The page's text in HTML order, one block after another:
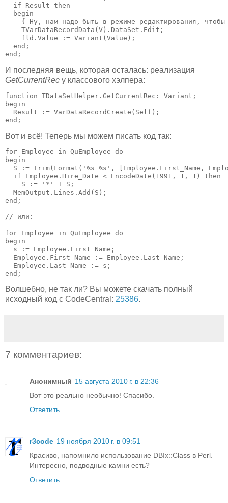
  if Result then
  begin
{ Ну, нам надо быть в режиме редактирования,
    TVarDataRecordData(V).DataSet.Edit;
    fld.Value := Variant(Value);
  end;
end;
И последняя вещь, которая осталась: реализация
GetCurrentRec у классового хэлпера:
function TDataSetHelper.GetCurrentRec: Variant;
begin
  Result := VarDataRecordCreate(Self);
end;
Вот и всё! Теперь мы можем писать код так:
for Employee in QuEmployee do
begin
S := Trim(Format('%s %s', [Employee.First_Name,
  if Employee.Hire_Date < EncodeDate(1991, 1, 1) then
    S := '*' + S;
  MemOutput.Lines.Add(S);
end;
// или:
for Employee in QuEmployee do
begin
  s := Employee.First_Name;
  Employee.First_Name := Employee.Last_Name;
  Employee.Last_Name := s;
end;
Волшебно, не так ли? Вы можете скачать полный
исходный код с CodeCentral: 25386.
7 комментариев:
Анонимный 15 августа 2010 г. в 22:36
Вот это реально необычно! Спасибо.
Ответить
r3code 19 ноября 2010 г. в 09:51
Красиво, напомнило использование DBIx::Class в Perl.
Интересно, подводные камни есть?
Ответить